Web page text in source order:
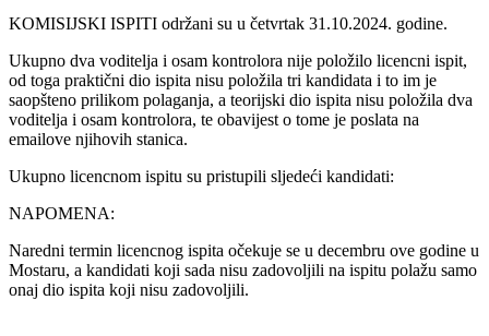
KOMISIJSKI ISPITI održani su u četvrtak 31.10.2024. godine.
Ukupno dva voditelja i osam kontrolora nije položilo licencni ispit,
od toga praktični dio ispita nisu položila tri kandidata i to im je
saopšteno prilikom polaganja, a teorijski dio ispita nisu položila dva
voditelja i osam kontrolora, te obavijest o tome je poslata na
emailove njihovih stanica.
Ukupno licencnom ispitu su pristupili sljedeći kandidati:
NAPOMENA:
Naredni termin licencnog ispita očekuje se u decembru ove godine u
Mostaru, a kandidati koji sada nisu zadovoljili na ispitu polažu samo
onaj dio ispita koji nisu zadovoljili.